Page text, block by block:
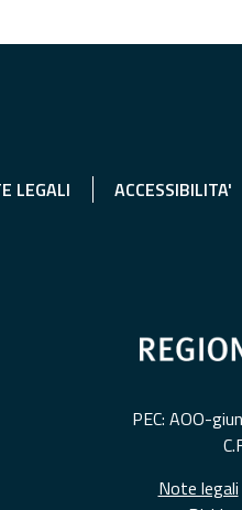
LEGALI ACCESSIBILITA'
PEC: AOO-
Note legali